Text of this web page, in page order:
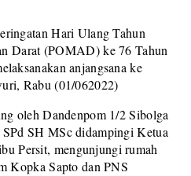
Hari Ulang Tahun
Darat (POMAD) ke 76 Tahun
anjangsana ke
Rabu (01/062022)
oleh Dandenpom 1/2 Sibolga
SH MSc didampingi Ketua
Persit, mengunjungi rumah
Kopka Sapto dan PNS